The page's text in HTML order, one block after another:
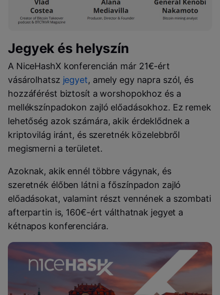
Jegyek és helyszín
A NiceHashX konferencián már 21€-ért
vásárolhatsz jegyet, amely egy napra szól, és
hozzáférést biztosít a worshopokhoz és a
mellékszínpadokon zajló előadásokhoz. Ez remek
lehetőség azok számára, akik érdeklődnek a
kriptovilág iránt, és szeretnék közelebbről
megismerni a területet.
Azoknak, akik ennél többre vágynak, és
szeretnék élőben látni a főszínpadon zajló
előadásokat, valamint részt vennének a szombati
afterpartin is, 160€-ért válthatnak jegyet a
kétnapos konferenciára.